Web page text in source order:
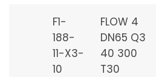
F1-
188-
11-X3-
10
FLOW 4
DN65 Q3
40 300
T30